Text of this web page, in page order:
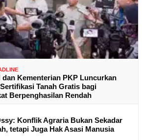
dan Kementerian PKP Luncurkan
Tanah Gratis bagi
Berpenghasilan Rendah
Konflik Agraria Bukan Sekadar
tetapi Juga Hak Asasi Manusia